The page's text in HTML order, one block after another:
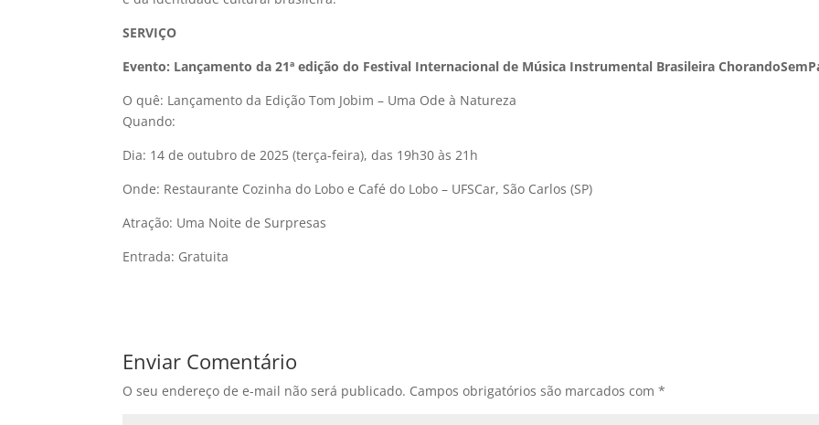
SERVIÇO
Evento: Lançamento da 21ª edição do Festival Internacional de Música Instrumental Brasileira
O quê: Lançamento da Edição Tom Jobim – Uma Ode à Natureza
Quando:
Dia: 14 de outubro de 2025 (terça-feira), das 19h30 às 21h
Onde: Restaurante Cozinha do Lobo e Café do Lobo – UFSCar, São Carlos (SP)
Atração: Uma Noite de Surpresas
Entrada: Gratuita
Enviar Comentário
O seu endereço de e-mail não será publicado. Campos obrigatórios são marcados com*